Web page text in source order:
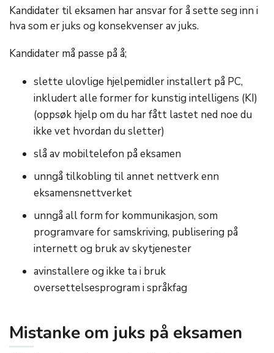
Kandidater til eksamen har ansvar for åsette seg inn i
hva som er juks og konsekvenser av juks.
Kandidater må passe på å;
slette ulovlige hjelpemidler installert på PC,
inkludertalle former for kunstig intelligens (KI)
(oppsøk hjelp om du har fått lastet ned noe du
ikke vet hvordan du sletter)
slå av mobiltelefon på eksamen
unngå tilkobling til annet nettverk enn
eksamensnettverket
unngå all form for kommunikasjon, som
programvare for samskriving, publisering på
internett og bruk av skytjenester
avinstallere og ikke ta i bruk
oversettelsesprogram i språkfag
Mistanke om juks på eksamen